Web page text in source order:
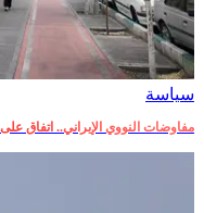
سياسة
مفاوضات النووي الإيراني.. اتفاق